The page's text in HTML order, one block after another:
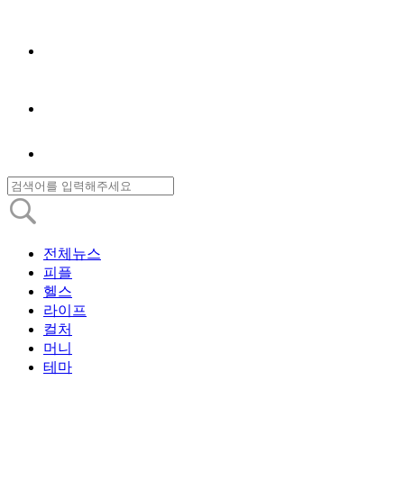
전체뉴스
피플
헬스
라이프
컬처
머니
테마